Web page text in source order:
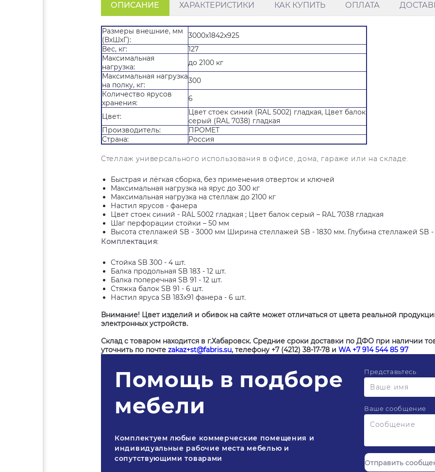
ОПИСАНИЕ ХАРАКТЕРИСТИКИ КАК КУПИТЬ ОПЛАТА
Размеры внешние, мм
(ВхШхГ):
3000x1842x925
Вес, кг:
127
Максимальная
нагрузка:
до 2100 кг
Максимальная нагрузка
на полку, кг:
300
Количество ярусов
хранения:
6
Цвет:
Цвет стоек синий (RAL 5002) гладкая, Цвет балок
серый (RAL 7038) гладкая
Производитель:
ПРОМЕТ
Страна:
Россия
Стеллаж универсального использования в офисе, дома, гараже или на складе.
Быстрая и лёгкая сборка, без применения отверток и ключей
Максимальная нагрузка на ярус до 300 кг
Максимальная нагрузка на стеллаж до 2100 кг
Настил ярусов - фанера
Цвет стоек синий - RAL 5002 гладкая ; Цвет балок серый – RAL 7038 гладкая
Шаг перфорации стойки – 50 мм
Высота стеллажей SB - 3000 мм Ширина стеллажей SB - 1830 мм. Глубина стеллажей SB
Комплектация:
Стойка SB 300 - 4 шт.
Балка продольная SB 183 - 12 шт.
Балка поперечная SB 91 - 12 шт.
Стяжка балок SB 91 - 6 шт.
Настил яруса SB 183х91 фанера - 6 шт.
Внимание! Цвет изделий и обивок на сайте может отличаться от цвета реальной
электронных устройств.
Склад с товаром находится в г.Хабаровск. Средние сроки доставки по ДФО при наличии
уточнить по почте zakaz+st@fabris.su, телефону +7 (4212) 38-17-78 и WA +7 914 544 85 97
Помощь в подборе
мебели
Комплектуем любые коммерческие помещения и
индивидуальные рабочие места мебелью и
сопутствующими товарами
Представьтесь
Ваше сообщение